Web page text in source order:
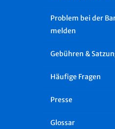
Problem bei der
melden
Gebühren &
Häufige Fragen
Presse
Glossar